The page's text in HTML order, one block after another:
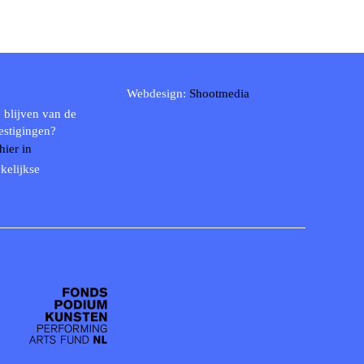
blijven van de
in
Webdesign: Shootmedia